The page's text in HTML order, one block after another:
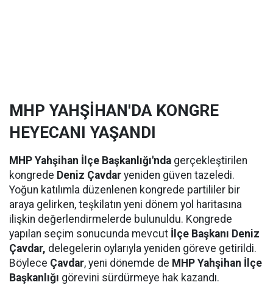
MHP YAHŞİHAN'DA KONGRE
HEYECANI YAŞANDI
MHP Yahşihan İlçe Başkanlığı'nda gerçekleştirilen
kongrede Deniz Çavdar yeniden güven tazeledi.
Yoğun katılımla düzenlenen kongrede partililer bir
araya gelirken, teşkilatın yeni dönem yol haritasına
ilişkin değerlendirmelerde bulunuldu. Kongrede
yapılan seçim sonucunda mevcut İlçe Başkanı Deniz
Çavdar, delegelerin oylarıyla yeniden göreve getirildi.
Böylece Çavdar, yeni dönemde de MHP Yahşihan İlçe
Başkanlığı görevini sürdürmeye hak kazandı.